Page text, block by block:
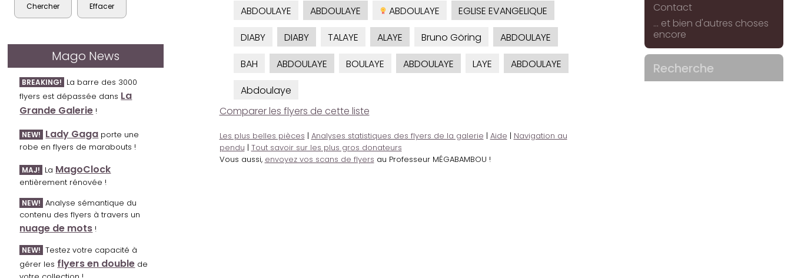
Mago News
BREAKING! La barre des 3000
flyers est dépassée dans La
Grande Galerie !
NEW! Lady Gaga porte une
robe en flyers de marabouts !
MAJ! La MagoClock
entièrement rénovée !
NEW! Analyse sémantique du
contenu des flyers à travers un
nuage de mots !
NEW! Testez votre capacité à
gérer les flyers en double de
ABDOULAYE ABDOULAYE ABDOULAYE
EGLISE EVANGELIQUE
DIABY
DIABY TALAYE ALAYE Bruno Göring
ABDOULAYE
BAH
ABDOULAYE BOULAYE ABDOULAYE LAYE
ABDOULAYE
Abdoulaye
Comparer les flyers de cette liste
Les plus belles pièces | Analyses statistiques des flyers de la galerie | Aide | Navigation au
pendu | Tout savoir sur les plus gros donateurs
Vous aussi, envoyez vos scans de flyers au Professeur MÉGABAMBOU !
Contact
... et bien d'autres choses
encore
Recherche